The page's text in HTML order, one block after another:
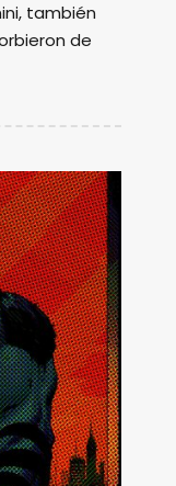
también
de